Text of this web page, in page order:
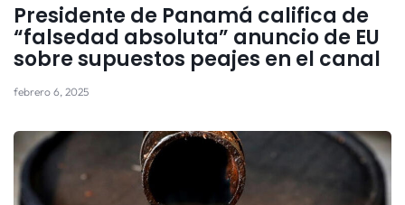
Presidente de Panamá califica de
“falsedad absoluta” anuncio de EU
sobre supuestos peajes en el canal
febrero 6, 2025